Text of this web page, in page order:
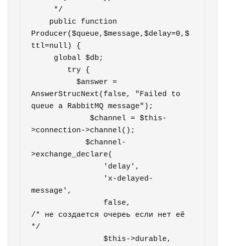
Producer($queue,$message,$delay=0,$
ttl=null) {
          $answer =
AnswerStrucNext(false, "Failed to
queue a RabbitMQ message");
             $channel = $this-
>connection->channel();
            $channel-
>exchange_declare(
message',
/* не создается очереь если нет её
*/
                $this->durable,